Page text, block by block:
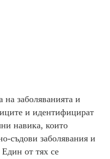
на заболяванията и
и идентифицират
навика, които
съдови заболявания и
от тях се